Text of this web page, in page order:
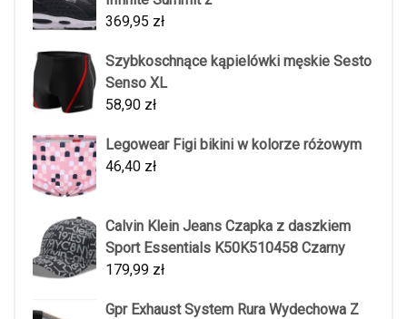
369,95 zł
Szybkoschnące kąpielówki męskie Sesto
Senso XL
58,90 zł
Legowear Figi bikini w kolorze różowym
46,40 zł
Calvin Klein Jeans Czapka z daszkiem
Sport Essentials K50K510458 Czarny
179,99 zł
Gpr Exhaust System Rura Wydechowa Z